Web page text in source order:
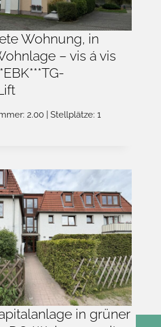
Wohnung, in
– vis á vis
2.00 | Stellplätze: 1
in grüner